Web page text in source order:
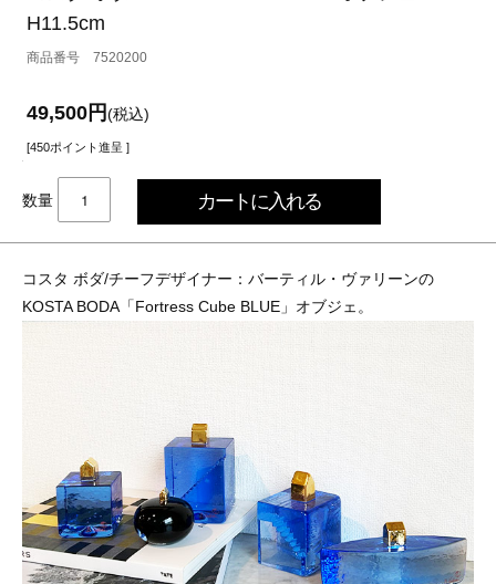
H11.5cm
7520200
49,500円(税込)
[450ポイント進呈 ]
数量
コスタ ボダ/チーフデザイナー：バーティル・ヴァリーンの
KOSTA BODA「Fortress Cube BLUE」オブジェ。